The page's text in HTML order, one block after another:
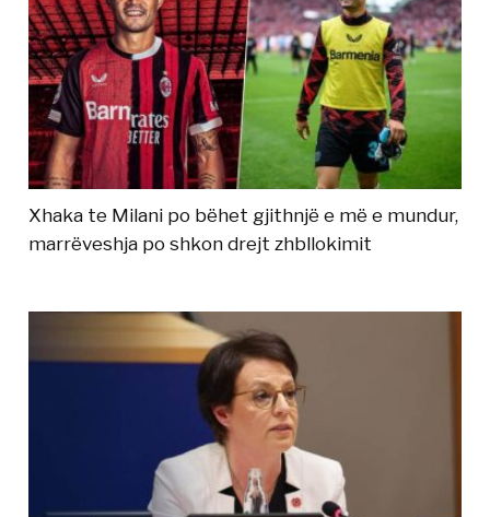
Xhaka te Milani po bëhet gjithnjë e më e mundur,
marrëveshja po shkon drejt zhbllokimit